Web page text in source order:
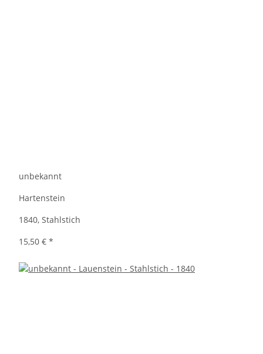
unbekannt
Hartenstein
1840, Stahlstich
15,50 € *